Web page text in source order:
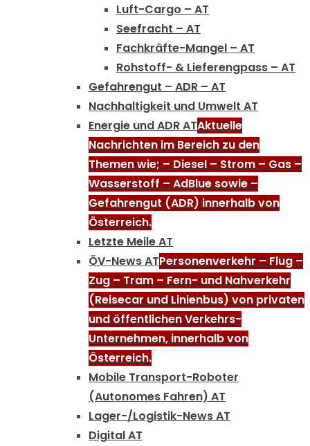
Luft-Cargo – AT
Seefracht – AT
Fachkräfte-Mangel – AT
Rohstoff- & Lieferengpass – AT
Gefahrengut – ADR – AT
Nachhaltigkeit und Umwelt AT
Energie und ADR ATAktuelle
Nachrichten im Bereich zu den
Themen wie; – Diesel – Strom – Gas –
Wasserstoff – AdBlue sowie –
Gefahrengut (ADR) innerhalb von
Österreich.
Letzte Meile AT
ÖV-News ATPersonenverkehr – Flug –
Zug – Tram – Fern- und Nahverkehr
(Reisecar und Linienbus) von privaten
und öffentlichen Verkehrs-
Unternehmen, innerhalb von
Österreich.
Mobile Transport-Roboter
(Autonomes Fahren) AT
Lager-/Logistik-News AT
Digital AT